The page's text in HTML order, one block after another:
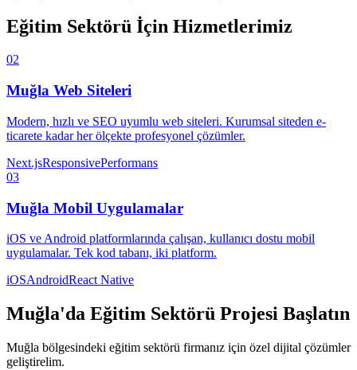
Eğitim Sektörü İçin Hizmetlerimiz
02
Muğla Web Siteleri
Modern, hızlı ve SEO uyumlu web siteleri. Kurumsal siteden e-
ticarete kadar her ölçekte profesyonel çözümler.
Next.jsResponsivePerformans
03
Muğla Mobil Uygulamalar
iOS ve Android platformlarında çalışan, kullanıcı dostu mobil
uygulamalar. Tek kod tabanı, iki platform.
iOSAndroidReact Native
Muğla'da Eğitim Sektörü Projesi Başlatın
Muğla bölgesindeki eğitim sektörü firmanız için özel dijital çözümler
geliştirelim.